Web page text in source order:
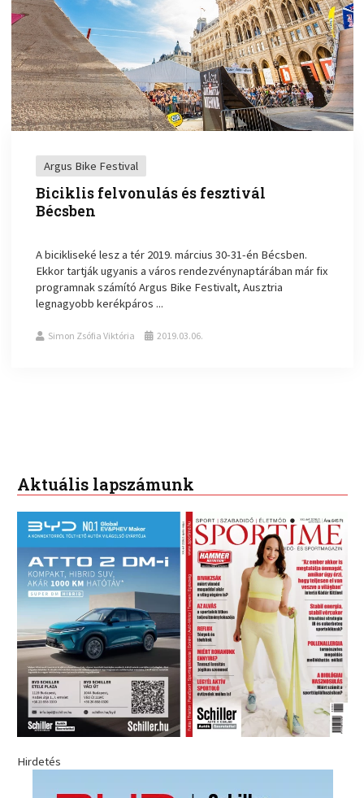
Argus Bike Festival
Biciklis felvonulás és fesztivál
Bécsben
A bicikliseké lesz a tér 2019. március 30-31-én Bécsben.
Ekkor tartják ugyanis a város rendezvénynaptárában már fix
programnak számító Argus Bike Festivalt, Ausztria
legnagyobb kerékpáros ...
Simon Zsófia Viktória 2019.03.06.
Aktuális lapszámunk
Hirdetés